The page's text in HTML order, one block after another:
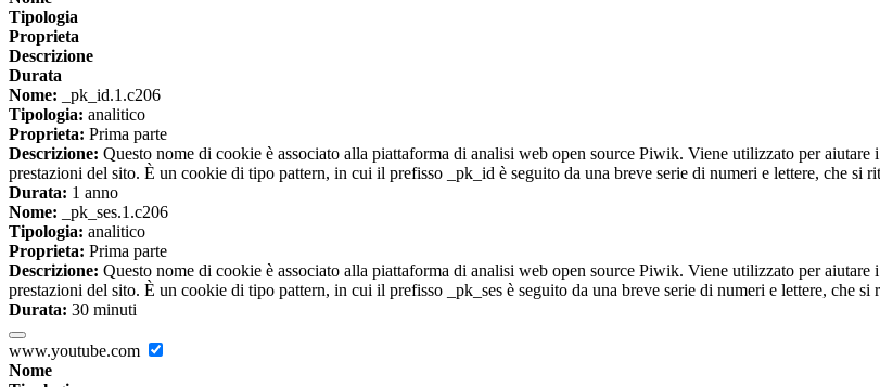
Tipologia
Proprieta
Descrizione
Durata
Nome: _pk_id.1.c206
Tipologia: analitico
Proprieta: Prima parte
Descrizione: Questo nome di cookie è associato alla piattaforma di analisi web open source Piwik. Viene utilizzato per
prestazioni del sito. È un cookie di tipo pattern, in cui il prefisso _pk_id è seguito da una breve serie di numeri e lettere, che
Durata: 1 anno
Nome: _pk_ses.1.c206
Tipologia: analitico
Proprieta: Prima parte
Descrizione: Questo nome di cookie è associato alla piattaforma di analisi web open source Piwik. Viene utilizzato per
prestazioni del sito. È un cookie di tipo pattern, in cui il prefisso _pk_ses è seguito da una breve serie di numeri e lettere, che
Durata: 30 minuti
www.youtube.com
Nome